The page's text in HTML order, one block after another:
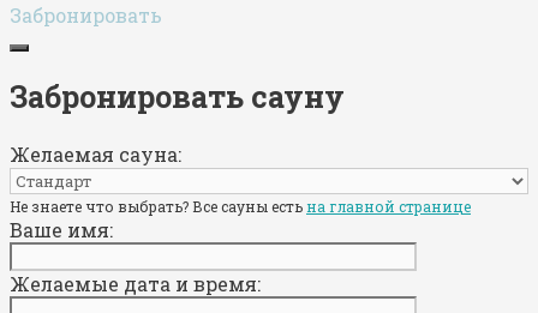
Забронировать
Забронировать сауну
Желаемая сауна:
Не знаете что выбрать? Все сауны естьна главной странице
Ваше имя:
Желаемые дата и время: